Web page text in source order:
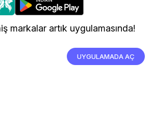
deneyimi için çerezleri
markalar artık uygulamasında!
UYGULAMADA AÇ